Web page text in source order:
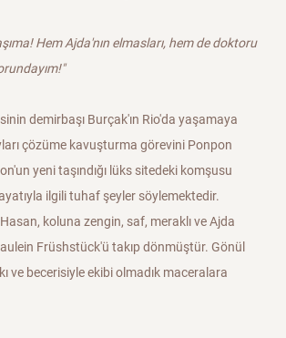
Hem Ajda'nın elmasları, hem de doktoru
demirbaşı Burçak'ın Rio'da yaşamaya
çözüme kavuşturma görevini Ponpon
yeni taşındığı lüks sitedeki komşusu
ilgili tuhaf şeyler söylemektedir.
koluna zengin, saf, meraklı ve Ajda
Früshstück'ü takıp dönmüştür. Gönül
ve becerisiyle ekibi olmadık maceralara